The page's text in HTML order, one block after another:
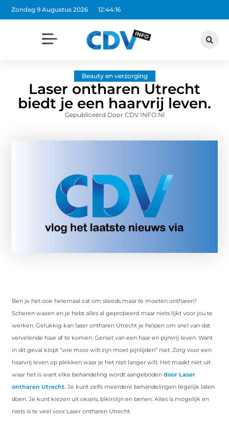
Zondag 9 Augustus 2026 12:44:17
Beauty en verzorging
Laser ontharen Utrecht
biedt je een haarvrij leven.
Gepubliceerd Door CDV INFO.nl
Ben je het ook helemaal zat om steeds maar te moeten ontharen?
Scheren waxen en je hebt alles al geprobeerd maar niets lijkt voor jou te
werken. Gelukkig kan laser ontharen Utrecht je helpen om snel van dat
vervelende haar af te komen. Geniet van een haar en pijnvrij leven. Want
in dit geval klopt “wie mooi wilt zijn moet pijnlijden” niet. Zorg voor een
haarvrij leven op plekken waar je het niet langer wilt. Het maakt niet uit
waar het is want elke behandeling wordt aangebodendoor Laser
ontharen Utrecht. Je kunt zelfs meerdere behandelingen tegelijk laten
doen. Je kunt kiezen uit oksels, bikinilijn en benen. Alles is mogelijk en
niets is te veel voor Laser ontharen Utrecht.